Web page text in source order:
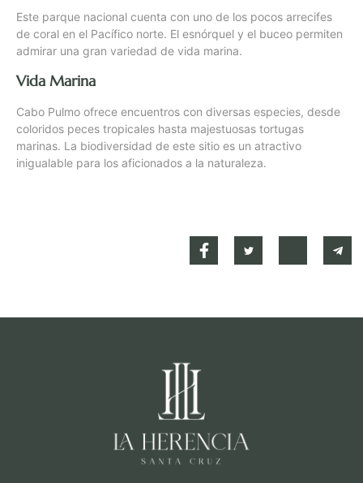
Este parque nacional cuenta con uno de los pocos arrecifes
de coral en el Pacífico norte. El esnórquel y el buceo permiten
admirar una gran variedad de vida marina.
Vida Marina
Cabo Pulmo ofrece encuentros con diversas especies, desde
coloridos peces tropicales hasta majestuosas tortugas
marinas. La biodiversidad de este sitio es un atractivo
inigualable para los aficionados a la naturaleza.